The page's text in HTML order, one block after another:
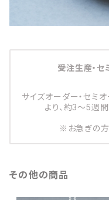
受注生産・
サイズオーダー・セミ
より、約3～5週
※お急ぎの方
その他の商品